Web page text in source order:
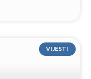
VIJESTI